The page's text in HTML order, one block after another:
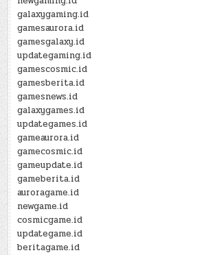
galaxygaming.id
gamesaurora.id
gamesgalaxy.id
updategaming.id
gamescosmic.id
gamesberita.id
gamesnews.id
galaxygames.id
updategames.id
gameaurora.id
gamecosmic.id
gameupdate.id
gameberita.id
auroragame.id
newgame.id
cosmicgame.id
updategame.id
beritagame.id